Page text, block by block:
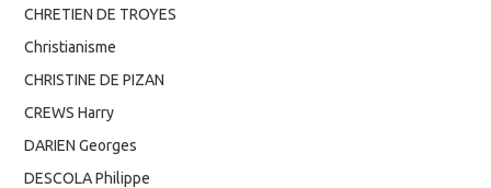
CHRETIEN DE TROYES
Christianisme
CHRISTINE DE PIZAN
CREWS Harry
DARIEN Georges
DESCOLA Philippe